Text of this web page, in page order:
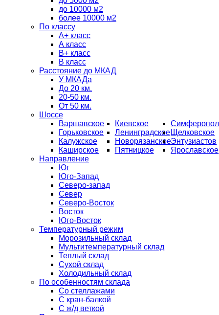
до 10000 м2
более 10000 м2
По классу
A+ класс
А класс
В+ класс
B класс
Расстояние до МКАД
У МКАДа
До 20 км.
20-50 км.
От 50 км.
Шоссе
Варшавское
Горьковское
Калужское
Каширское
Киевское
Ленинградское
Новорязанское
Пятницкое
Щелковское
Энтузиастов
Ярославское
Направление
Юг
Юго-Запад
Северо-запад
Север
Северо-Восток
Восток
Юго-Восток
Температурный режим
Морозильный склад
Мультитемпературный склад
Теплый склад
Сухой склад
Холодильный склад
По особенностям склада
Со стеллажами
С кран-балкой
С ж/д веткой